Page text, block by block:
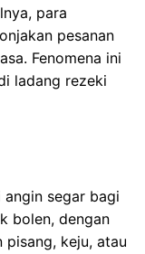
para
pesanan
Fenomena ini
ladang rezeki
angin segar bagi
bolen, dengan
pisang, keju, atau